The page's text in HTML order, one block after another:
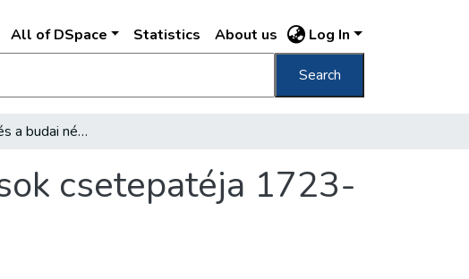
All of DSpace Statistics About us Log In
Search
A tabáni rác és a budai német mészárosok csetepatéja 1723-ban és a húsvéti árszabás
csetepatéja 1723-